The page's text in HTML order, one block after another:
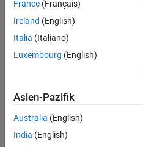
Examples
To open an example, type:
wherefilenameis:
explore.c
France (Français)
Ireland (English)
Italia (Italiano)
Luxembourg (English)
Asien-Pazifik
Australia (English)
India (English)